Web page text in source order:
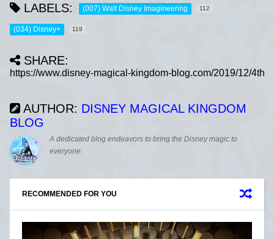
LABELS: (007) Walt Disney Imagineering 112
(034) Disney+ 119
SHARE:
AUTHOR: DISNEY MAGICAL KINGDOM
BLOG
A dedicated blog endeavors to bring the Disney magic to
everyone.
RECOMMENDED FOR YOU